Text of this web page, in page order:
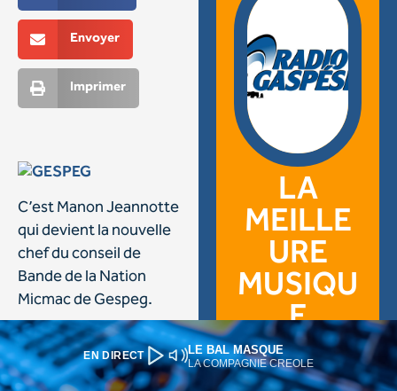
EN DIRECT LE BAL MASQUE
LA COMPAGNIE CREOLE